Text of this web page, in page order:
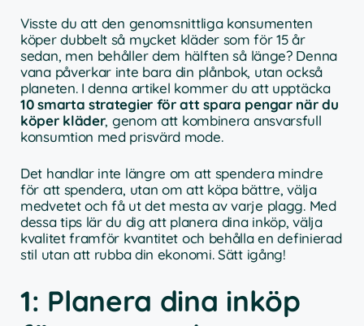
Visste du att den genomsnittliga konsumenten
köper dubbelt så mycket kläder som för 15 år
sedan, men behåller dem hälften så länge? Denna
vana påverkar inte bara din plånbok, utan också
planeten. I denna artikel kommer du att upptäcka
10 smarta strategier för att spara pengar när du
köper kläder, genom att kombinera ansvarsfull
konsumtion med prisvärd mode.
Det handlar inte längre om att spendera mindre
för att spendera, utan om att köpa bättre, välja
medvetet och få ut det mesta av varje plagg. Med
dessa tips lär du dig att planera dina inköp, välja
kvalitet framför kvantitet och behålla en definierad
stil utan att rubba din ekonomi. Sätt igång!
1: Planera dina inköp